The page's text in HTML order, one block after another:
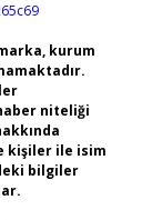
kurum
niteliği
kişiler ile isim
bilgiler